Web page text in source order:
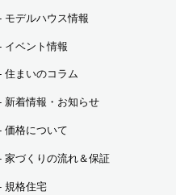
モデルハウス情報
イベント情報
住まいのコラム
新着情報・お知らせ
価格について
家づくりの流れ＆保証
規格住宅